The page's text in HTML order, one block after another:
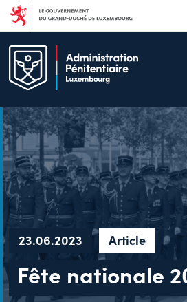
23.06.2023 Article
Fête nationale